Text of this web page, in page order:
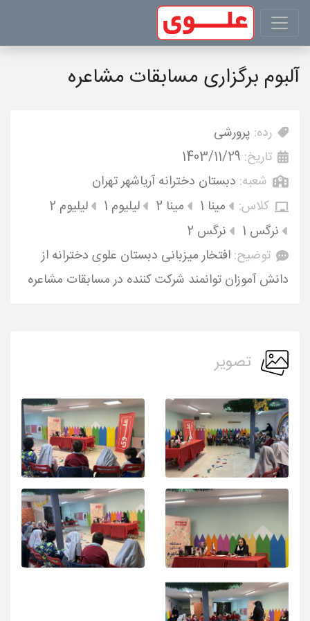
آلبوم برگزاری مسابقات مشاعره
رده: پرورشی
تاریخ: 1403/11/29
شعبه: دبستان دخترانه آریاشهر تهران
کلاس:
مینا 1 مینا 2 لیلیوم 1
لیلیوم 2
نرگس 1
نرگس 2
توضیح: افتخار میزبانی دبستان علوی دخترانه از
دانش آموزان توانمند شرکت کننده در مسابقات مشاعره
تصویر